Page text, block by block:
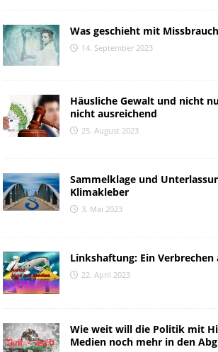
Was geschieht mit
14. September 2023
Häusliche Gewalt und nicht
nicht ausreichend
25. August 2023
Sammelklage und
Klimakleber
3. Mai 2023
Linkshaftung: Ein
22. April 2023
Wie weit will die Politik mit
Medien noch mehr in den